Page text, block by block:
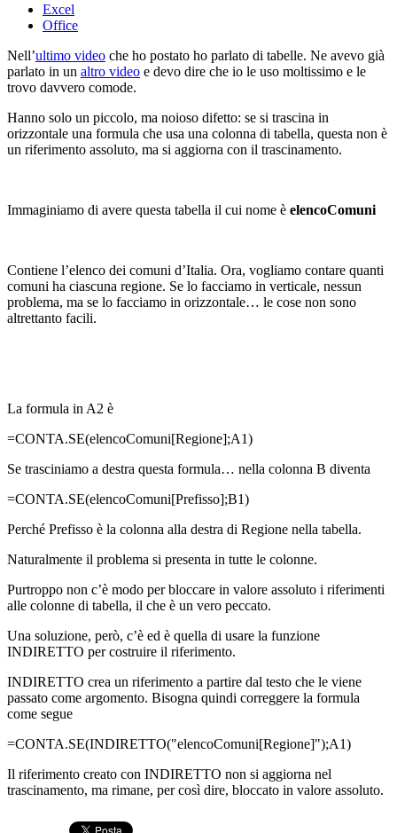
Excel
Office
Nell’ultimo video che ho postato ho parlato di tabelle. Ne avevo già
parlato in un altro video e devo dire che io le uso moltissimo e le
trovo davvero comode.
Hanno solo un piccolo, ma noioso difetto: se si trascina in
orizzontale una formula che usa una colonna di tabella, questa non è
un riferimento assoluto, ma si aggiorna con il trascinamento.
Immaginiamo di avere questa tabella il cui nome è elencoComuni
Contiene l’elenco dei comuni d’Italia. Ora, vogliamo contare quanti
comuni ha ciascuna regione. Se lo facciamo in verticale, nessun
problema, ma se lo facciamo in orizzontale… le cose non sono
altrettanto facili.
La formula in A2 è
=CONTA.SE(elencoComuni[Regione];A1)
Se trasciniamo a destra questa formula… nella colonna B diventa
=CONTA.SE(elencoComuni[Prefisso];B1)
Perché Prefisso è la colonna alla destra di Regione nella tabella.
Naturalmente il problema si presenta in tutte le colonne.
Purtroppo non c’è modo per bloccare in valore assoluto i riferimenti
alle colonne di tabella, il che è un vero peccato.
Una soluzione, però, c’è ed è quella di usare la funzione
INDIRETTO per costruire il riferimento.
INDIRETTO crea un riferimento a partire dal testo che le viene
passato come argomento. Bisogna quindi correggere la formula
come segue
=CONTA.SE(INDIRETTO("elencoComuni[Regione]");A1)
Il riferimento creato con INDIRETTO non si aggiorna nel
trascinamento, ma rimane, per così dire, bloccato in valore assoluto.